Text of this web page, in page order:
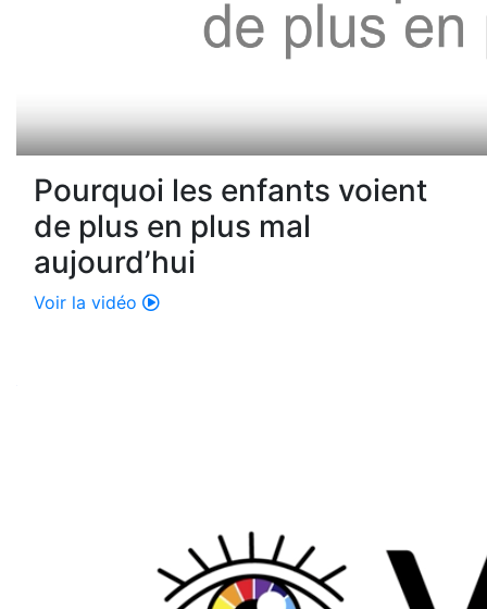
Pourquoi les enfants voient
de plus en plus mal
aujourd’hui
Voir la vidéo